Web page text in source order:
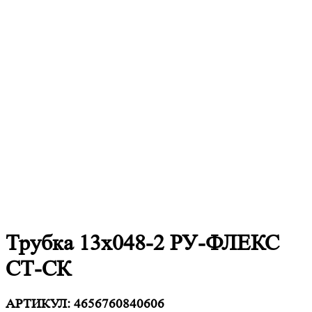
Трубка 13х048-2 РУ-ФЛЕКС
СТ-СК
АРТИКУЛ: 4656760840606